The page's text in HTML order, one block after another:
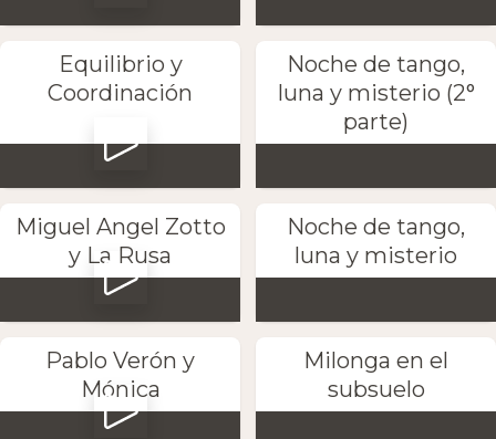
Equilibrio y
Coordinación
Noche de tango,
luna y misterio (2°
parte)
Miguel Angel Zotto
y La Rusa
Noche de tango,
luna y misterio
Pablo Verón y
Mónica
Milonga en el
subsuelo